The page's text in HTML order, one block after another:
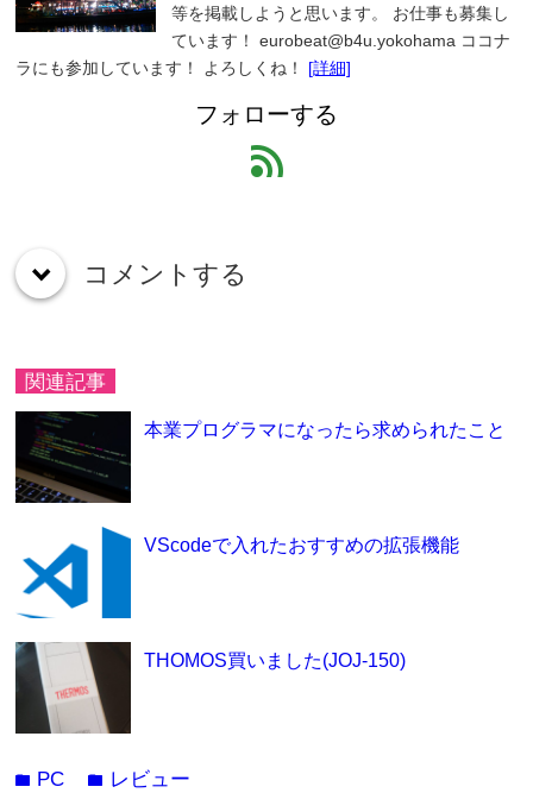
等を掲載しようと思います。 お仕事も募集し
ています！ eurobeat@b4u.yokohama ココナ
ラにも参加しています！ よろしくね！ [詳細]
フォローする
feed
down コメントする
関連記事
本業プログラマになったら求められたこと
VScodeで入れたおすすめの拡張機能
THOMOS買いました(JOJ-150)
folder PC folder レビュー